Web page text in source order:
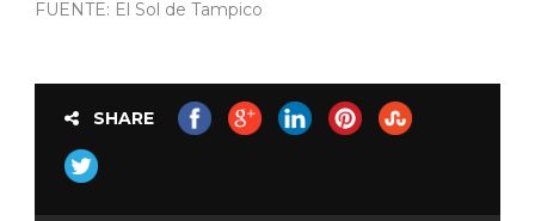
FUENTE: El Sol de Tampico
SHARE